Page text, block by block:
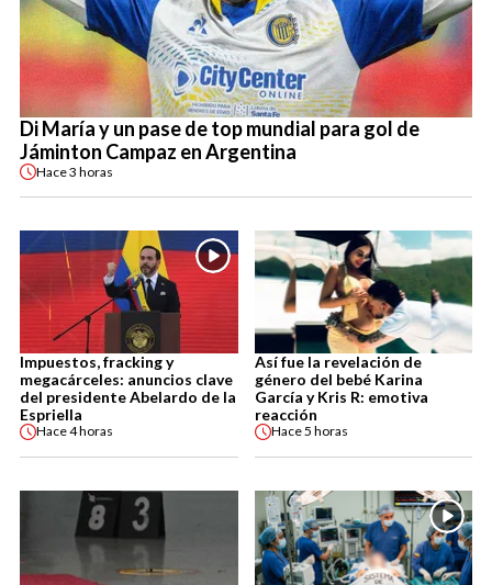
Di María y un pase de top mundial para gol de
Jáminton Campaz en Argentina
Hace3 horas
Impuestos, fracking y
megacárceles: anuncios clave
del presidente Abelardo de la
Espriella
Hace4 horas
Así fue la revelación de
género del bebé Karina
García y Kris R: emotiva
reacción
Hace5 horas